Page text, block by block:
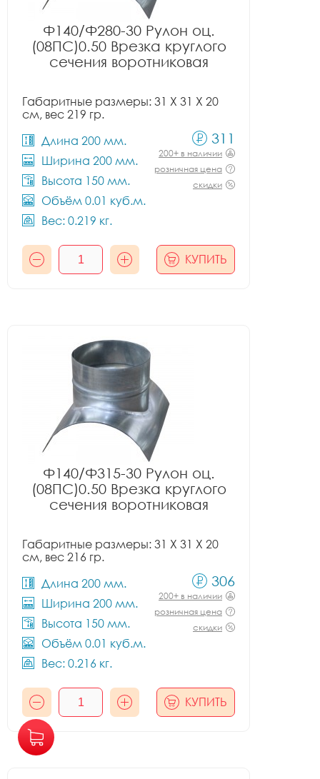
Ф140/Ф280-30 Рулон оц.
(08ПС)0.50 Врезка круглого
сечения воротниковая
Габаритные размеры: 31 X 31 X 20
см, вес 219 гр.
Длина 200 мм.
Ширина 200 мм.
Высота 150 мм.
Объём 0.01 куб.м.
Вес: 0.219 кг.
311
200+ в наличии
розничная цена
скидки
КУПИТЬ
Ф140/Ф315-30 Рулон оц.
(08ПС)0.50 Врезка круглого
сечения воротниковая
Габаритные размеры: 31 X 31 X 20
см, вес 216 гр.
Длина 200 мм.
Ширина 200 мм.
Высота 150 мм.
Объём 0.01 куб.м.
Вес: 0.216 кг.
306
200+ в наличии
розничная цена
скидки
КУПИТЬ